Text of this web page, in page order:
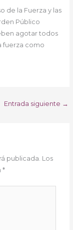
de la Fuerza y las
Público
agotar todos
fuerza como
Entrada siguiente →
publicada. Los
*